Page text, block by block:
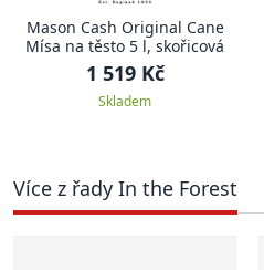
Mason Cash Original Cane
Mísa na těsto 5 l, skořicová
1 519 Kč
Skladem
Více z řady In the Forest